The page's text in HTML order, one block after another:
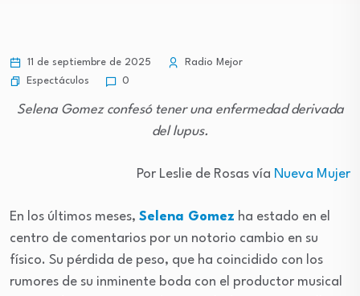
11 de septiembre de 2025
Radio Mejor
Espectáculos
0
Selena Gomez confesó tener una enfermedad derivada
del lupus.
Por Leslie de Rosas vía Nueva Mujer
En los últimos meses, Selena Gomez ha estado en el
centro de comentarios por un notorio cambio en su
físico. Su pérdida de peso, que ha coincidido con los
rumores de su inminente boda con el productor musical